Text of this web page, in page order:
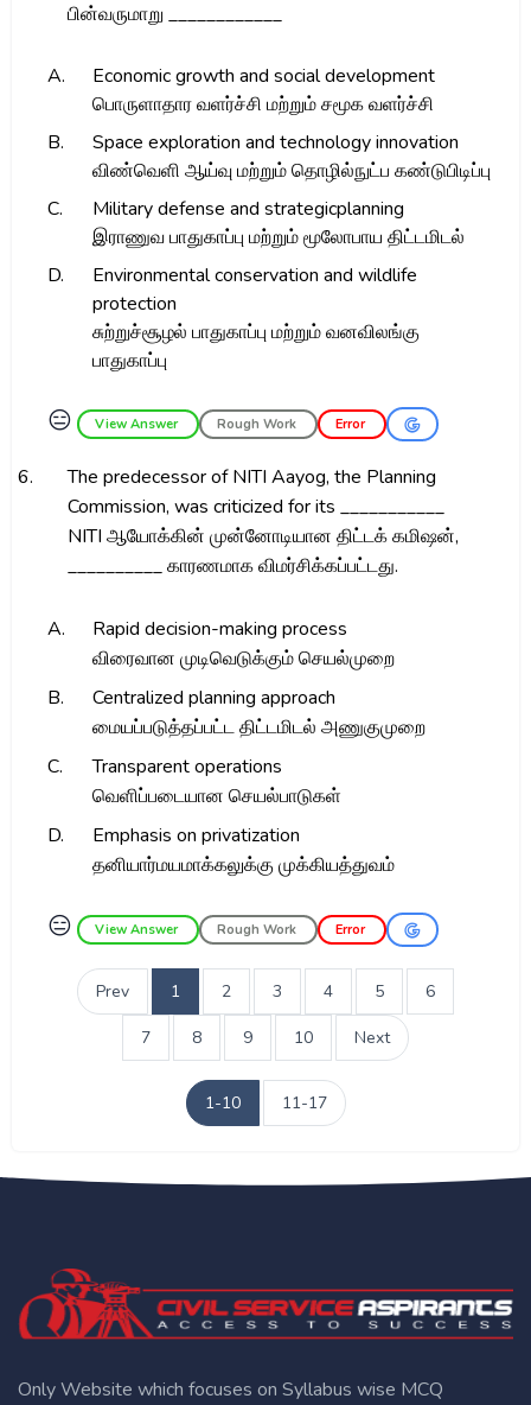
பின்வருமாறு ____________
A.
Economic growth and social development
பொருளாதார வளர்ச்சி மற்றும் சமூக வளர்ச்சி
B.
Space exploration and technology innovation
விண்வெளி ஆய்வு மற்றும் தொழில்நுட்ப கண்டுபிடிப்பு
C.
Military defense and strategicplanning
இராணுவ பாதுகாப்பு மற்றும் மூலோபாய திட்டமிடல்
D.
Environmental conservation and wildlife
protection
சுற்றுச்சூழல் பாதுகாப்பு மற்றும் வனவிலங்கு
பாதுகாப்பு
😑 View Answer Rough Work Error
6.
The predecessor of NITI Aayog, the Planning
Commission, was criticized for its ___________
NITI ஆயோக்கின் முன்னோடியான திட்டக் கமிஷன்,
__________ காரணமாக விமர்சிக்கப்பட்டது.
A.
Rapid decision-making process
விரைவான முடிவெடுக்கும் செயல்முறை
B.
Centralized planning approach
மையப்படுத்தப்பட்ட திட்டமிடல் அணுகுமுறை
C.
Transparent operations
வெளிப்படையான செயல்பாடுகள்
D.
Emphasis on privatization
தனியார்மயமாக்கலுக்கு முக்கியத்துவம்
😑 View Answer Rough Work Error
Prev 1 2 3 4 5 6
7 8 9 10 Next
1-10 11-17
Only Website which focuses on Syllabus wise MCQ